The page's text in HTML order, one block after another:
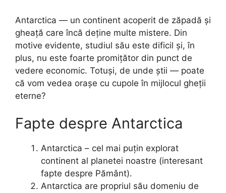
Antarctica — un continent acoperit de zăpadă și
gheață care încă deține multe mistere. Din
motive evidente, studiul său este dificil și, în
plus, nu este foarte promițător din punct de
vedere economic. Totuși, de unde știi — poate
că vom vedea orașe cu cupole în mijlocul gheții
eterne?
Fapte despre Antarctica
Antarctica – cel mai puțin explorat
continent al planetei noastre (interesant
fapte despre Pământ).
Antarctica are propriul său domeniu de